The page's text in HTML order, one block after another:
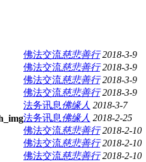
佛法交流慈悲善行 2018-3-9
佛法交流慈悲善行 2018-3-9
佛法交流慈悲善行 2018-3-9
佛法交流慈悲善行 2018-3-9
法务讯息佛缘人 2018-3-7
法务讯息佛缘人 2018-2-25
佛法交流慈悲善行 2018-2-10
佛法交流慈悲善行 2018-2-10
佛法交流慈悲善行 2018-2-10